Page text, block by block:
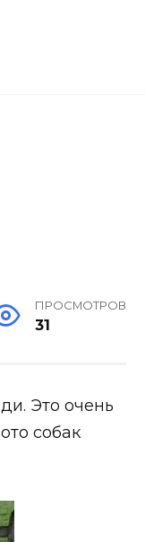
ПРОСМОТРОВ
31
Это очень
собак